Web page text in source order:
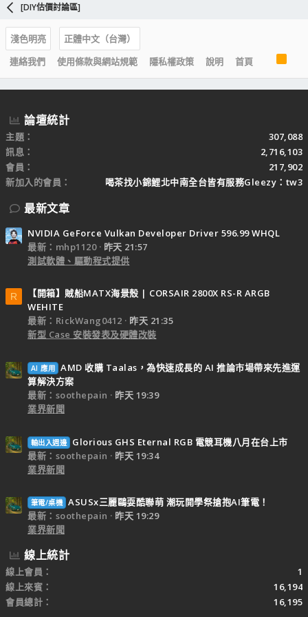
[DIY估價討論區]
淺色明亮
正體中文（台灣）
連絡我們
使用條款與網站規範 隱私權政策 說明 首頁
S
論壇統計
主題
307,088
訊息
2,716,103
會員
217,902
新加入的會員
喝茶找小錦鯉北中南全台皆有服務Gleezy：tw3
最新文章
NVIDIA GeForce Vulkan Developer Driver 596.99 WHQL
最新：mhp1120
昨天 21:57
測試軟體、驅動程式提供
R
【開箱】賊船MATX海景殼 | CORSAIR 2800X RS-R ARGB
WEHITE
最新：RickWang0412
昨天 21:35
新型 Case 安裝發表及硬體改裝
AI 應用 AMD 收購 Taalas，為快速成長的 AI 推論市場帶來先進運
算解決方案
最新：soothepain
昨天 19:39
業界新聞
輸出入週邊
Glorious GHS Eternal RGB 電競耳機八月在台上市
最新：soothepain
昨天 19:34
業界新聞
筆電/桌機 ASUSx三麗鷗耍酷聯萌 潮玩開學祭搶抱AI筆電！
最新：soothepain
昨天 19:29
業界新聞
線上統計
線上會員
1
線上來賓
16,194
會員總計
16,195